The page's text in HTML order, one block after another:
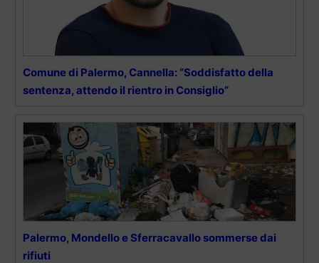
Comune di Palermo, Cannella: “Soddisfatto della
sentenza, attendo il rientro in Consiglio”
Palermo, Mondello e Sferracavallo sommerse dai
rifiuti